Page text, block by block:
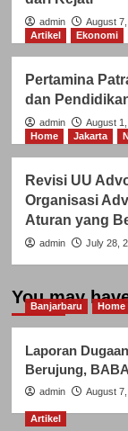
admin
August
Artikel
Ekonomi
Pertamina
dan
admin
August
Home
Jakarta
Revisi UU
Organisasi
Aturan yang
admin July 28,
You may
Banjarbaru Home
Laporan
Berujung,
admin August
Artikel